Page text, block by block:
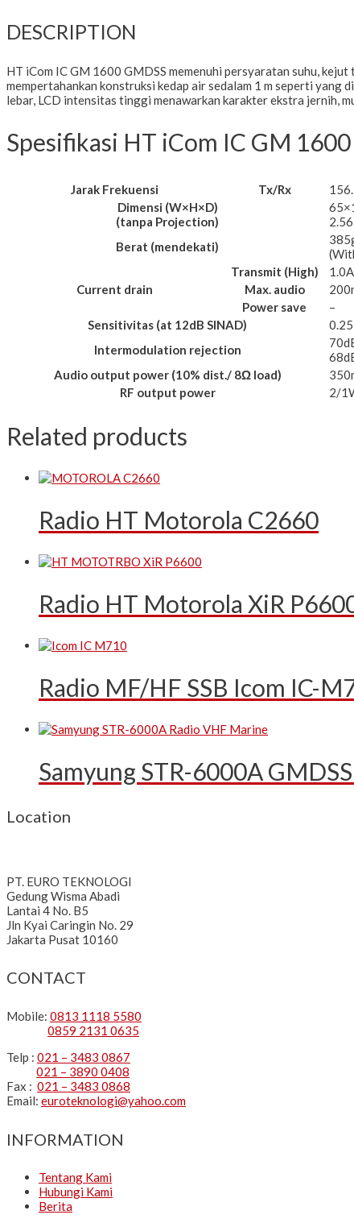
DESCRIPTION
HT iCom IC GM 1600 GMDSS memenuhi persyaratan suhu,
mempertahankan konstruksi kedap air sedalam 1 m seperti
lebar, LCD intensitas tinggi menawarkan karakter ekstra jernih,
Spesifikasi HT iCom IC GM
Jarak Frekuensi Tx/Rx
Dimensi (W×H×D)
(tanpa Projection)
Berat (mendekati)
Current drain
Transmit (High)
Max. audio
Power save
–
Sensitivitas (at 12dB SINAD)
Intermodulation rejection
Audio output power (10% dist./ 8Ω load)
RF output power
2/
Related products
Radio HT Motorola C2660
Radio HT Motorola XiR
Radio MF/HF SSB Icom IC-
Samyung STR-6000A
Location
PT. EURO TEKNOLOGI
Gedung Wisma Abadi
Lantai 4 No. B5
Jln Kyai Caringin No. 29
Jakarta Pusat 10160
CONTACT
Mobile: 0813 1118 5580
0859 2131 0635
Telp : 021 – 3483 0867
021 – 3890 0408
Fax : 021 – 3483 0868
Email: euroteknologi@yahoo.com
INFORMATION
Tentang Kami
Hubungi Kami
Berita